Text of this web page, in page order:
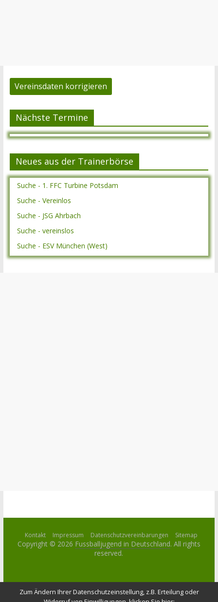
Vereinsdaten korrigieren
Nächste Termine
Neues aus der Trainerbörse
Suche - 1. FFC Turbine Potsdam
Suche - Vereinlos
Suche - JSG Ahrbach
Suche - vereinslos
Suche - ESV München (West)
Kontakt Impressum Datenschutzvereinbarungen Sitemap
Copyright © 2026 Fussballjugend in Deutschland. All rights
reserved.
Zum Ändern Ihrer Datenschutzeinstellung, z.B. Erteilung oder